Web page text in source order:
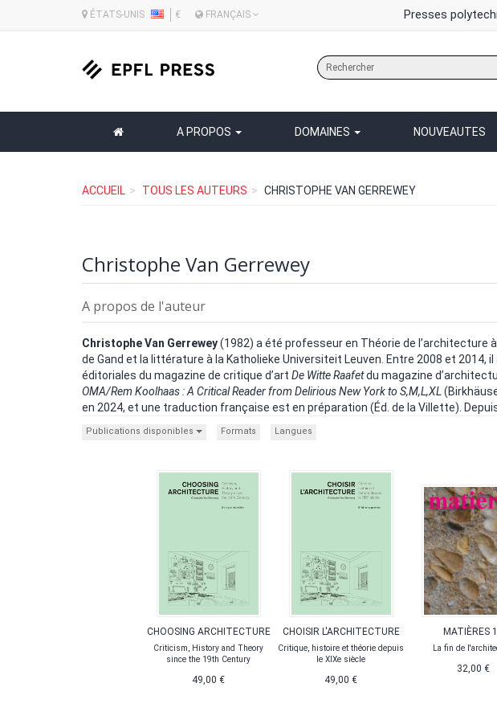
ÉTATS-UNIS € FRANÇAIS Presses
A PROPOS DOMAINES NOUVEAUTES
ACCUEIL TOUS LES AUTEURS CHRISTOPHE VAN GERREWEY
Christophe Van Gerrewey
A propos de l'auteur
Christophe Van Gerrewey(1982) a été professeur en Théorie de l’architecture
de Gand et la littérature à la Katholieke Universiteit Leuven. Entre 2008 et
éditoriales du magazine de critique d’art De Witte Raafetdu magazine
OMA/Rem Koolhaas : A Critical Reader from Delirious New York to S,M,L,XL
en 2024, et une traduction française est en préparation (Éd. de la Villette).
Publications disponibles Formats Langues
CHOOSING ARCHITECTURE
Criticism, History and Theory
since the 19th Century
49,00 €
CHOISIR L'ARCHITECTURE
Critique, histoire et théorie depuis
le XIXe siècle
49,00 €
MATIÈRES
La fin de
32,00 €